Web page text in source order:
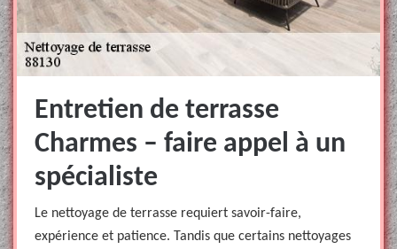
Entretien de terrasse
Charmes – faire appel à un
spécialiste
Le nettoyage de terrasse requiert savoir-faire,
expérience et patience. Tandis que certains nettoyages